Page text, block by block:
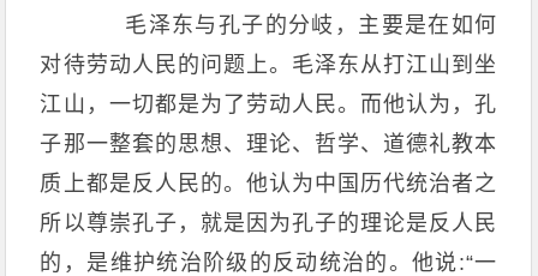
毛泽东与孔子的分岐，主要是在如何
对待劳动人民的问题上。毛泽东从打江山到坐
江山，一切都是为了劳动人民。而他认为，孔
子那一整套的思想、理论、哲学、道德礼教本
质上都是反人民的。他认为中国历代统治者之
所以尊崇孔子，就是因为孔子的理论是反人民
的，是维护统治阶级的反动统治的。他说:“一